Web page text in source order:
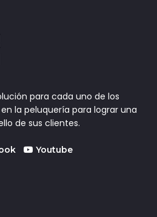
para cada uno de los
la peluquería para lograr una
de sus clientes.
Youtube